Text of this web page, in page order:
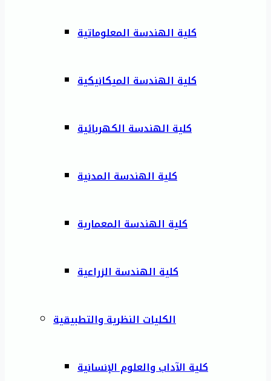
كلية الهندسة المعلوماتية
كلية الهندسة الميكانيكية
كلية الهندسة الكهربائية
كلية الهندسة المدنية
كلية الهندسة المعمارية
كلية الهندسة الزراعية
الكليات النظرية والتطبيقية
كلية الآداب والعلوم الإنسانية